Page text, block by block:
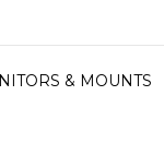
& MOUNTS